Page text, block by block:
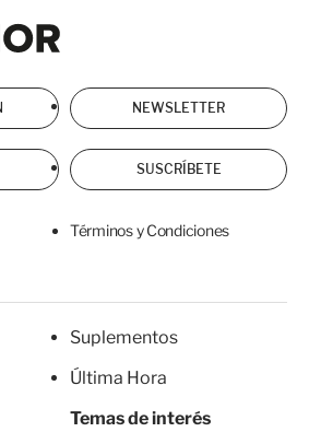
NEWSLETTER
SUSCRÍBETE
Términos y Condiciones
Suplementos
Última Hora
Temas de interés